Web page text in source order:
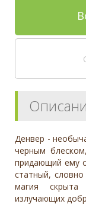
Денвер -
черным
придающий ему
статный,
магия
излучающих